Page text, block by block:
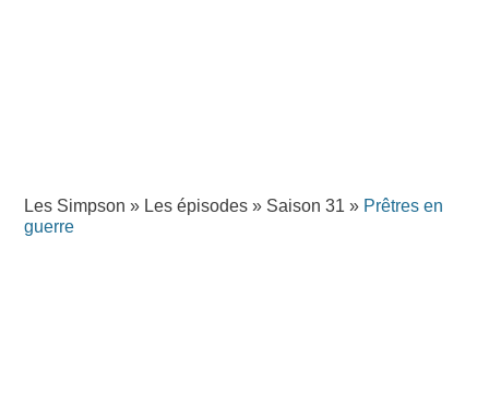
Les Simpson » Les épisodes » Saison 31 » Prêtres en
guerre